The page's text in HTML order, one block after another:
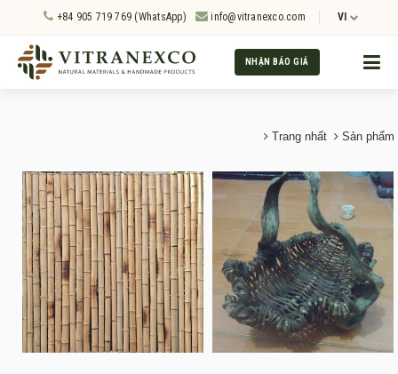
+84 905 719 769 (WhatsApp) info@vitranexco.com VI
NHẬN BÁO GIÁ
Trang nhất Sản phẩm